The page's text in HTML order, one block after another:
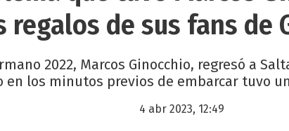
regalos de sus fans de
2022, Marcos Ginocchio, regresó a
en los minutos previos de embarcar tuvo
4 abr 2023, 12:49